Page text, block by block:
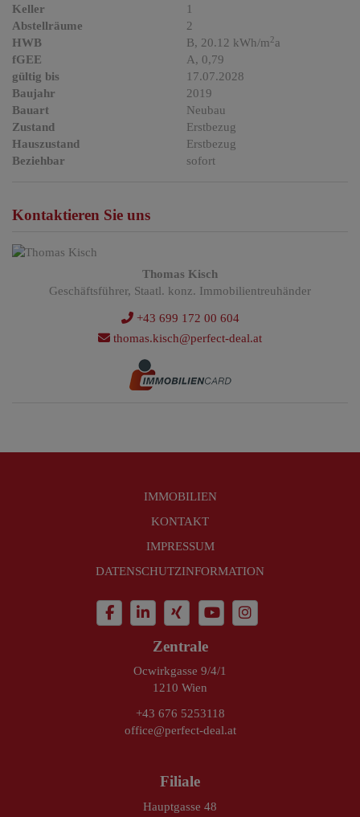
Keller
1
Abstellräume
2
HWB
B, 20.12 kWh/m2a
fGEE
A, 0,79
gültig bis
17.07.2028
Baujahr
2019
Bauart
Neubau
Zustand
Erstbezug
Hauszustand
Erstbezug
Beziehbar
sofort
Kontaktieren Sie uns
Thomas Kisch
Geschäftsführer, Staatl. konz. Immobilientreuhänder
+43 699 172 00 604
thomas.kisch@perfect-deal.at
IMMOBILIEN
KONTAKT
IMPRESSUM
DATENSCHUTZINFORMATION
Zentrale
Ocwirkgasse 9/4/1
1210 Wien
+43 676 5253118
office@perfect-deal.at
Filiale
Hauptgasse 48